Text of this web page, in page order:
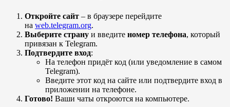
Откройте сайт – в браузере перейдите
на web.telegram.org.
Выберите страну и введите номер телефона, который
привязан к Telegram.
Подтвердите вход:
На телефон придёт код (или уведомление в самом
Telegram).
Введите этот код на сайте или подтвердите вход в
приложении на телефоне.
Готово! Ваши чаты откроются на компьютере.